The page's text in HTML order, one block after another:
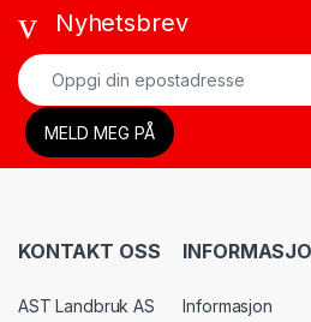
Nyhetsbrev
KONTAKT OSS
AST Landbruk AS
Informasjon